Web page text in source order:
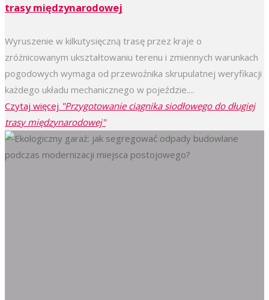
trasy międzynarodowej
Wyruszenie w kilkutysięczną trasę przez kraje o
zróżnicowanym ukształtowaniu terenu i zmiennych warunkach
pogodowych wymaga od przewoźnika skrupulatnej weryfikacji
każdego układu mechanicznego w pojeździe....
Czytaj więcej "Przygotowanie ciągnika siodłowego do długiej
trasy międzynarodowej"